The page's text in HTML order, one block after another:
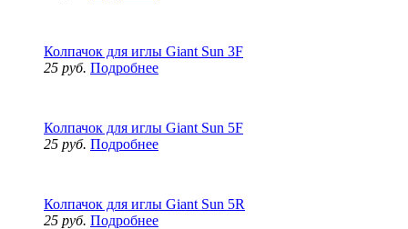
Колпачок для иглы Giant Sun 3F
25 руб. Подробнее
Колпачок для иглы Giant Sun 5F
25 руб. Подробнее
Колпачок для иглы Giant Sun 5R
25 руб. Подробнее